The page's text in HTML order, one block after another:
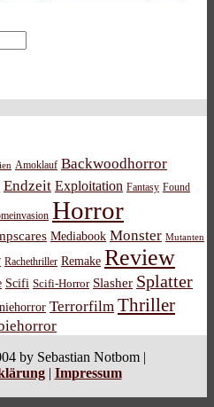
Amoklauf Backwoodhorror
Endzeit Exploitation Fantasy Found
Horror
Mediabook Monster Mutanten
Rachethriller Remake Review
Scifi Scifi-Horror Slasher Splatter
Terrorfilm Thriller
by Sebastian Notbom |
| Impressum